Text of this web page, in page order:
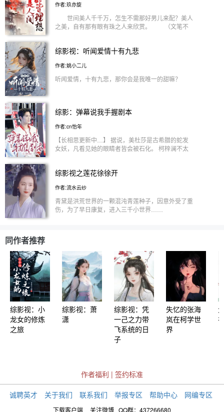
作者:玖亦旋
世间美人千千万，怎生不需那好男儿来配？美人
之美，自有那有眼有珠之人来欣赏。 （文笔不
恋爱脑且武功高强的神仙姐姐，武功尽失还资质不好
综影视：听闻爱情十有九悲
作者:姚小二儿
听闻爱情，十有九悲，那你会是我唯一的甜嘛？
综影：弹幕说我手握剧本
作者:cn怡年
【长相思更新中…】 据说，美杜莎是古希腊的蛇发
女妖，凡看见她的眼睛者皆会被石化。 柯梓澜不太
为了不误伤他人，他取来了白纱拿来遮眼睛，保证别
个，和相柳一起初遇小夭的时候，就被她喊了一句
“小瞎子”。 （美杜莎是古希腊的神话人物，和相柳…
是在远古战场相识的，但美杜莎没参战。） （私设
【护心】390-433 【全职gs】434-442（不更新）
【偷偷藏不住】443-471 【我的人间烟火】472-
478（不更新） 【长相思】479-493
综影视之莲花徐徐开
作者:流水云纱
青黛是洪荒世界的一颗混沌青莲种子，因意外受了重
伤，为了早日康复，进入三千小世界……
同作者推荐
综影视：小
龙女的修炼
之旅
综影视：萧
潇
综影视：凭
一己之力带
飞系统的日
子
失忆的张海
岚在柯学世
界
作者福利 | 签约标准
诚聘英才 关于我们 联系我们 举报专区 帮助中心 网编专区
下载客户端 关注微博 QQ群：437266680